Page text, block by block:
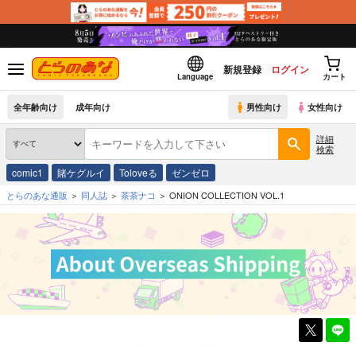
Language
新規登録 ログイン
カート
全年齢向け 成年向け 男性向け 女性向け
詳細
検索
comic1 賭ケグルイ Toloveる ゼンゼロ
とらのあな通販 同人誌 茶茶ナコ ONION COLLECTION VOL.1